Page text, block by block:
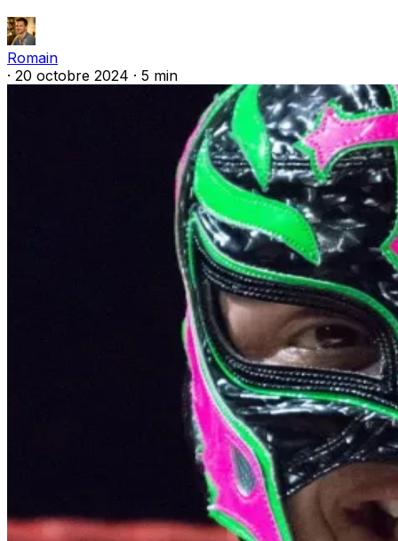
Romain
· 20 octobre 2024 · 5 min